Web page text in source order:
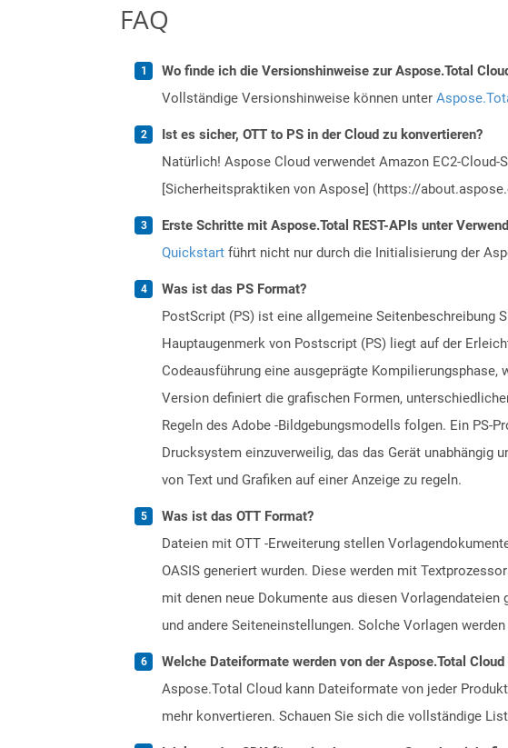
FAQ
Wo finde ich die Versionshinweise zur Aspose.Total
Vollständige Versionshinweise können unter
Ist es sicher, OTT to PS in der Cloud zu konvertieren?
Natürlich! Aspose Cloud verwendet Amazon EC2-
[Sicherheitspraktiken von Aspose] (https://
Erste Schritte mit Aspose.Total REST-APIs unter
Quickstart führt nicht nur durch die Initialisierung der
Was ist das PS Format?
PostScript (PS) ist eine allgemeine Seitenbeschreibung
Hauptaugenmerk von Postscript (PS) liegt auf der
Codeausführung eine ausgeprägte
Version definiert die grafischen Formen,
Regeln des Adobe -Bildgebungsmodells folgen. Ein PS-
Drucksystem einzuverweilig, das das Gerät unabhängig
von Text und Grafiken auf einer Anzeige zu regeln.
Was ist das OTT Format?
Dateien mit OTT -Erweiterung stellen
OASIS generiert wurden. Diese werden mit
mit denen neue Dokumente aus diesen Vorlagendateien
und andere Seiteneinstellungen. Solche Vorlagen
Welche Dateiformate werden von der Aspose.Total
Aspose.Total Cloud kann Dateiformate von jeder
mehr konvertieren. Schauen Sie sich die vollständige